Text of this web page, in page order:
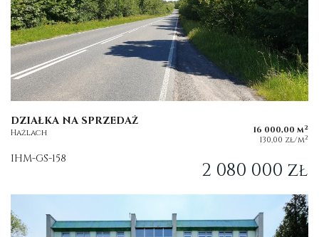
DZIAŁKA NA SPRZEDAŻ
Hażlach 16 000,00 m2
130,00 zł/m2
IHM-GS-158 2 080 000 zł